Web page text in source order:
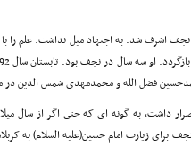
1391ق (1350ش، 1971م) عازم نجف اشرف شد. به اجتهاد
فضل الله و محمدمهدى شمس الدین
داشت، به گونه اى که حتى اگر از سال
براى زیارت امام حسین(علیه السلام) به